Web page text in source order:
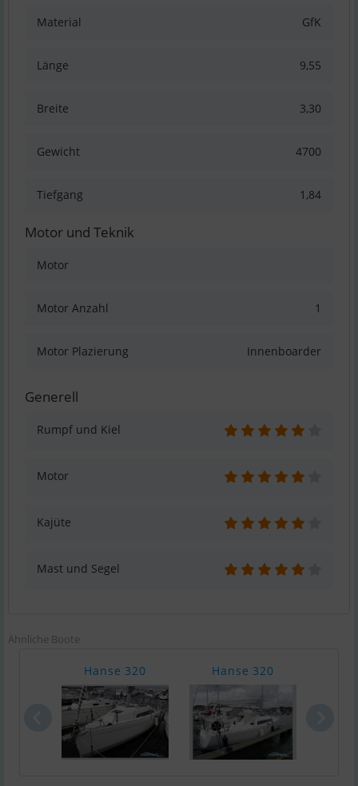
Material GfK
Länge 9,55
Breite 3,30
Gewicht 4700
Tiefgang 1,84
Motor und Teknik
Motor
Motor Anzahl 1
Motor Plazierung Innenboarder
Generell
Rumpf und Kiel
Motor
Kajüte
Mast und Segel
Ähnliche Boote
Hanse 320 Hanse 320